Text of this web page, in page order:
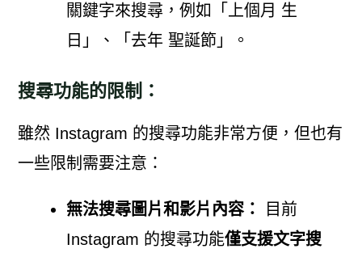
關鍵字來搜尋，例如「上個月 生
日」、「去年 聖誕節」。
搜尋功能的限制：
雖然 Instagram 的搜尋功能非常方便，但也有
一些限制需要注意：
無法搜尋圖片和影片內容：
目前
Instagram 的搜尋功能僅支援文字搜